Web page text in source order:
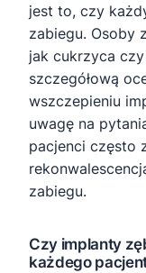
jest to, czy
zabiegu. Osoby
jak cukrzyca
szczegółową
wszczepieniu
uwagę na
pacjenci często
zabiegu.
Czy implanty
każdego